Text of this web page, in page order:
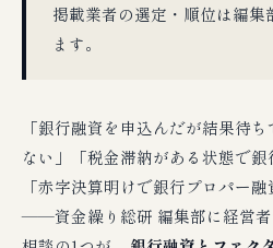
掲載業者の選定・順位は編集
ます。
「銀行融資を申込んだが結果待
ない」「税金滞納がある状態で銀
「赤字決算明けで銀行プロパー
——資金繰り総研 編集部に経営者